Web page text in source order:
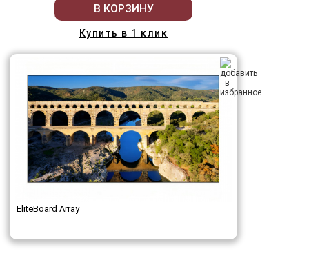
В КОРЗИНУ
Купить в 1 клик
EliteBoard Array